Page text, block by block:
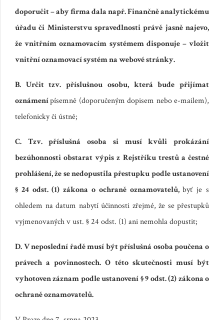
doporučit – aby firma dala např. Finančně analytickému
úřadu či Ministerstvu spravedlnosti právě jasně najevo,
že vnitřním oznamovacím systémem disponuje – vložit
vnitřní oznamovací systém na webové stránky.
B. Určit tzv. příslušnou osobu, která bude přijímat
oznámenípísemně (doporučeným dopisem nebo e-mailem),
telefonicky či ústně;
C. Tzv. příslušná osoba si musí kvůli prokázání
bezúhonnosti obstarat výpis z Rejstříku trestů a čestné
prohlášení, že se nedopustila přestupku podle ustanovení
§ 24 odst. (1) zákona o ochraně oznamovatelů,byť je s
ohledem na datum nabytí účinnosti zřejmé, že se přestupků
vyjmenovaných v ust. § 24 odst. (1) ani nemohla dopustit;
D. V neposlední řadě musí být příslušná osoba poučena o
právech a povinnostech. O této skutečnosti musí být
vyhotoven záznam podle ustanovení § 9 odst. (2) zákona o
ochraně oznamovatelů.